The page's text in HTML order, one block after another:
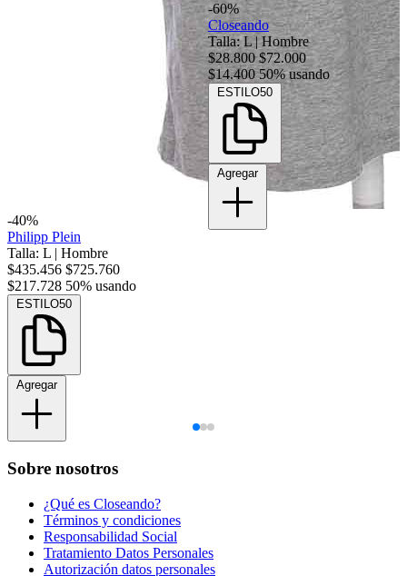
-40%
Philipp Plein
Talla: L | Hombre
$435.456 $725.760
$217.728 50% usando
ESTILO50
Agregar
-60%
Closeando
Talla: L|Hombre
$28.800$72.000
$14.40050% usando
ESTILO50
Agregar
Sobre nosotros
¿Qué es Closeando?
Términos y condiciones
Responsabilidad Social
Tratamiento Datos Personales
Autorización datos personales